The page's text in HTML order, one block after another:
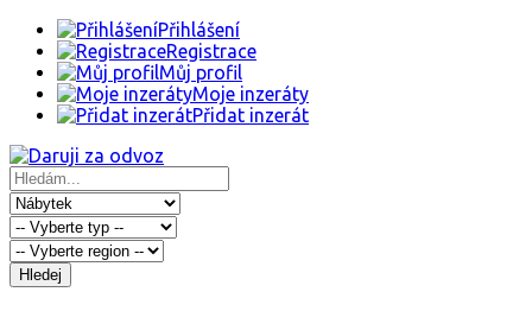
Přihlášení
Registrace
Můj profil
Moje inzeráty
Přidat inzerát
Hledej